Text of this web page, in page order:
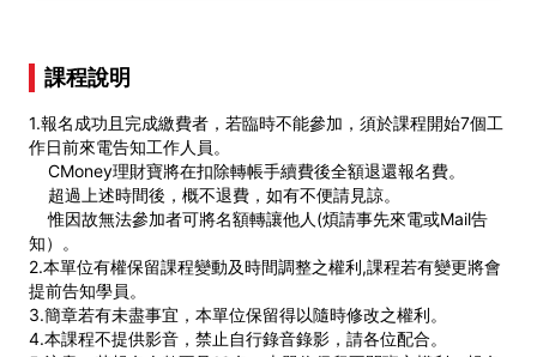
課程說明
1.報名成功且完成繳費者，若臨時不能參加，須於課程開始7個工
作日前來電告知工作人員。
CMoney理財寶將在扣除轉帳手續費後全額退還報名費。
超過上述時間後，概不退費，如有不便請見諒。
惟因故無法參加者可將名額轉讓他人(煩請事先來電或Mail告
知）。
2.本單位有權保留課程變動及時間調整之權利,課程若有變更將會
提前告知學員。
3.簡章若有未盡事宜，本單位保留得以隨時修改之權利。
4.本課程不提供影音，禁止自行錄音錄影，請各位配合。